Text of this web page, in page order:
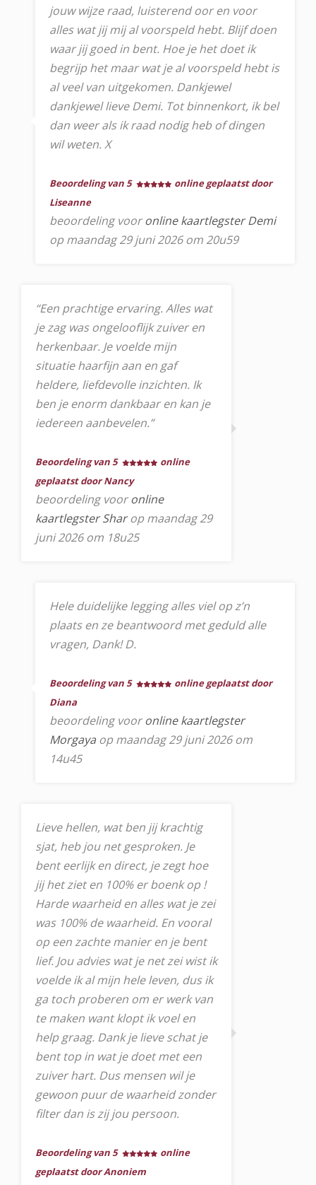
jouw wijze raad, luisterend oor en voor
alles wat jij mij al voorspeld hebt. Blijf doen
waar jij goed in bent. Hoe je het doet ik
begrijp het maar wat je al voorspeld hebt is
al veel van uitgekomen. Dankjewel
dankjewel lieve Demi. Tot binnenkort, ik bel
dan weer als ik raad nodig heb of dingen
wil weten. X
Beoordeling van 5
online geplaatst door
Liseanne
beoordeling vooronline kaartlegster Demi
op maandag 29 juni 2026 om 20u59
“Een prachtige ervaring. Alles wat
je zag was ongelooflijk zuiver en
herkenbaar. Je voelde mijn
situatie haarfijn aan en gaf
heldere, liefdevolle inzichten. Ik
ben je enorm dankbaar en kan je
iedereen aanbevelen.”
Beoordeling van 5
online
geplaatst door Nancy
beoordeling vooronline
kaartlegster Sharop maandag 29
juni 2026 om 18u25
Hele duidelijke legging alles viel op z’n
plaats en ze beantwoord met geduld alle
vragen, Dank! D.
Beoordeling van 5
online geplaatst door
Diana
beoordeling vooronline kaartlegster
Morgaya op maandag 29 juni 2026 om
14u45
Lieve hellen, wat ben jij krachtig
sjat, heb jou net gesproken. Je
bent eerlijk en direct, je zegt hoe
jij het ziet en 100% er boenk op !
Harde waarheid en alles wat je zei
was 100% de waarheid. En vooral
op een zachte manier en je bent
lief. Jou advies wat je net zei wist ik
voelde ik al mijn hele leven, dus ik
ga toch proberen om er werk van
te maken want klopt ik voel en
help graag. Dank je lieve schat je
bent top in wat je doet met een
zuiver hart. Dus mensen wil je
gewoon puur de waarheid zonder
filter dan is zij jou persoon.
Beoordeling van 5
online
geplaatst door Anoniem